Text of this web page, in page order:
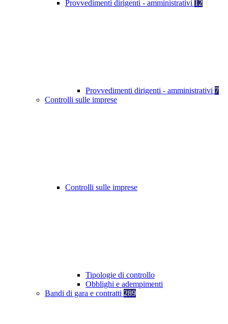
Provvedimenti dirigenti - amministrativi 12
Provvedimenti dirigenti - amministrativi 7
Controlli sulle imprese
Controlli sulle imprese
Tipologie di controllo
Obblighi e adempimenti
Bandi di gara e contratti 289